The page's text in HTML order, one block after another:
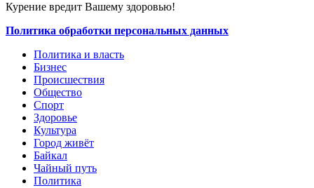
Курение вредит Вашему здоровью!
Политика обработки персональных данных
Политика и власть
Бизнес
Происшествия
Общество
Cпорт
Здоровье
Культура
Город живёт
Байкал
Чайный путь
Политика